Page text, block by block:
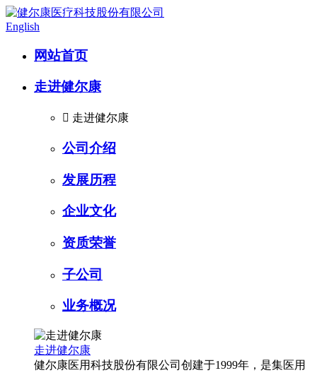
English
网站首页
走进健尔康
 走进健尔康
公司介绍
发展历程
企业文化
资质荣誉
子公司
业务概况
走进健尔康
健尔康医用科技股份有限公司创建于1999年，是集医用